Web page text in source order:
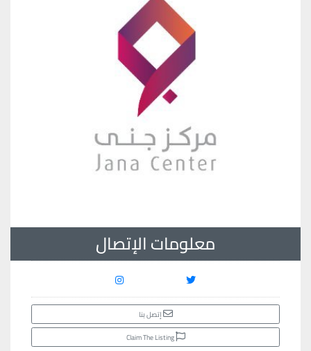
معلومات الإتصال
إتصل بنا
Claim The Listing